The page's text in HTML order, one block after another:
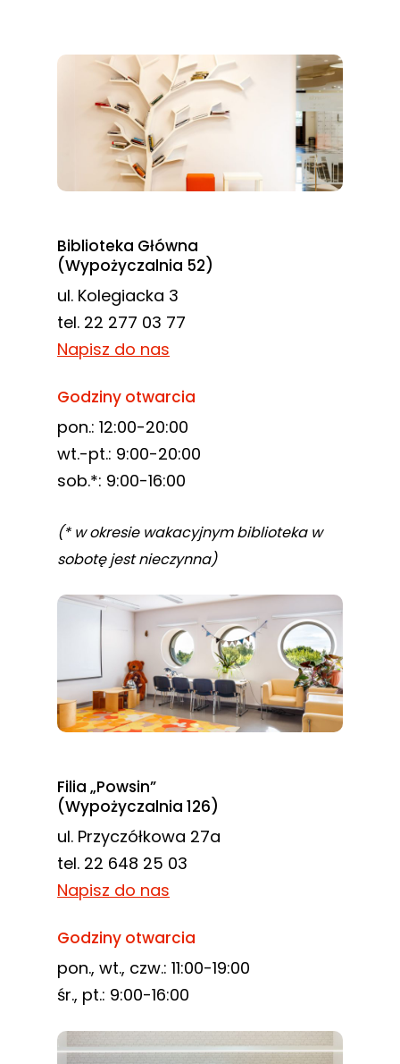
Biblioteka Główna
(Wypożyczalnia 52)
ul. Kolegiacka 3
tel. 22 277 03 77
Napisz do nas
Godziny otwarcia
pon.: 12:00-20:00
wt.-pt.: 9:00-20:00
sob.*: 9:00-16:00
(* w okresie wakacyjnym biblioteka w
sobotę jest nieczynna)
Filia „Powsin”
(Wypożyczalnia 126)
ul. Przyczółkowa 27a
tel. 22 648 25 03
Napisz do nas
Godziny otwarcia
pon., wt., czw.: 11:00-19:00
śr., pt.: 9:00-16:00